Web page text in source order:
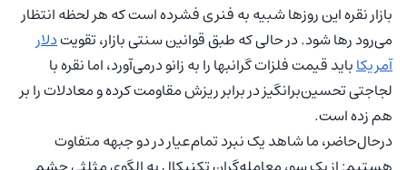
بازار نقره این روزها شبیه به فنری فشرده است که هر لحظه انتظار
می‌رود رها شود. در حالی که طبق قوانین سنتی بازار، تقویتدلار
آمریکاباید قیمت فلزات گرانبها را به زانو درمی‌آورد، اما نقره با
لجاجتی تحسین‌برانگیز در برابر ریزش مقاومت کرده و معادلات را بر
هم زده است.
درحال‌حاضر، ما شاهد یک نبرد تمام‌عیار در دو جبهه متفاوت